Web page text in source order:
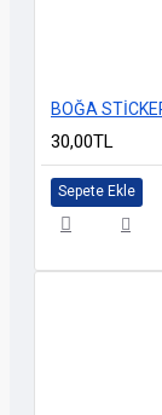
BOĞA
30,00TL
Sepete Ekle